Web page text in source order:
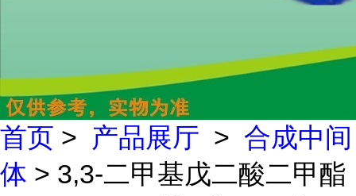
首页 > 产品展厅 > 合成中间
体 > 3,3-二甲基戊二酸二甲酯